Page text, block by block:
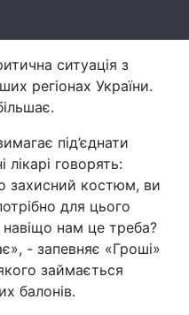
Думки
ситуація з
регіонах України.
під’єднати
говорять:
захисний костюм, ви
для цього
навіщо нам це треба?
- запевняє «Гроші»
займається
балонів.